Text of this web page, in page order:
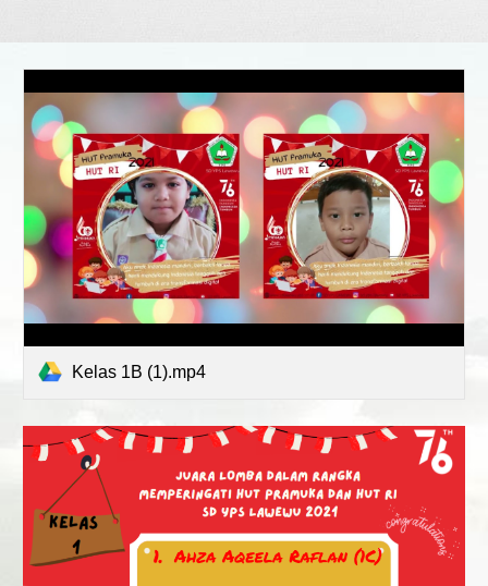
Kelas 1B (1).mp4